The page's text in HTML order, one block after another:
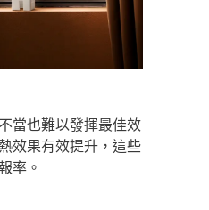
當也難以發揮最佳效
效果有效提升，這些
率。